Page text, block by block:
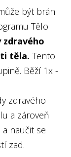
být brán
Tělo
zdravého
těla. Tento
Běží 1x -
zdravého
a zároveň
naučit se
zad.